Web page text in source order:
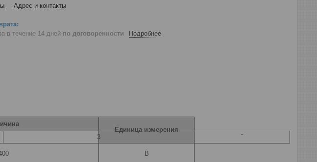
Адрес и контакты
в течение 14 дней по договоренности Подробнее
Единица измерения
3 ˜
В